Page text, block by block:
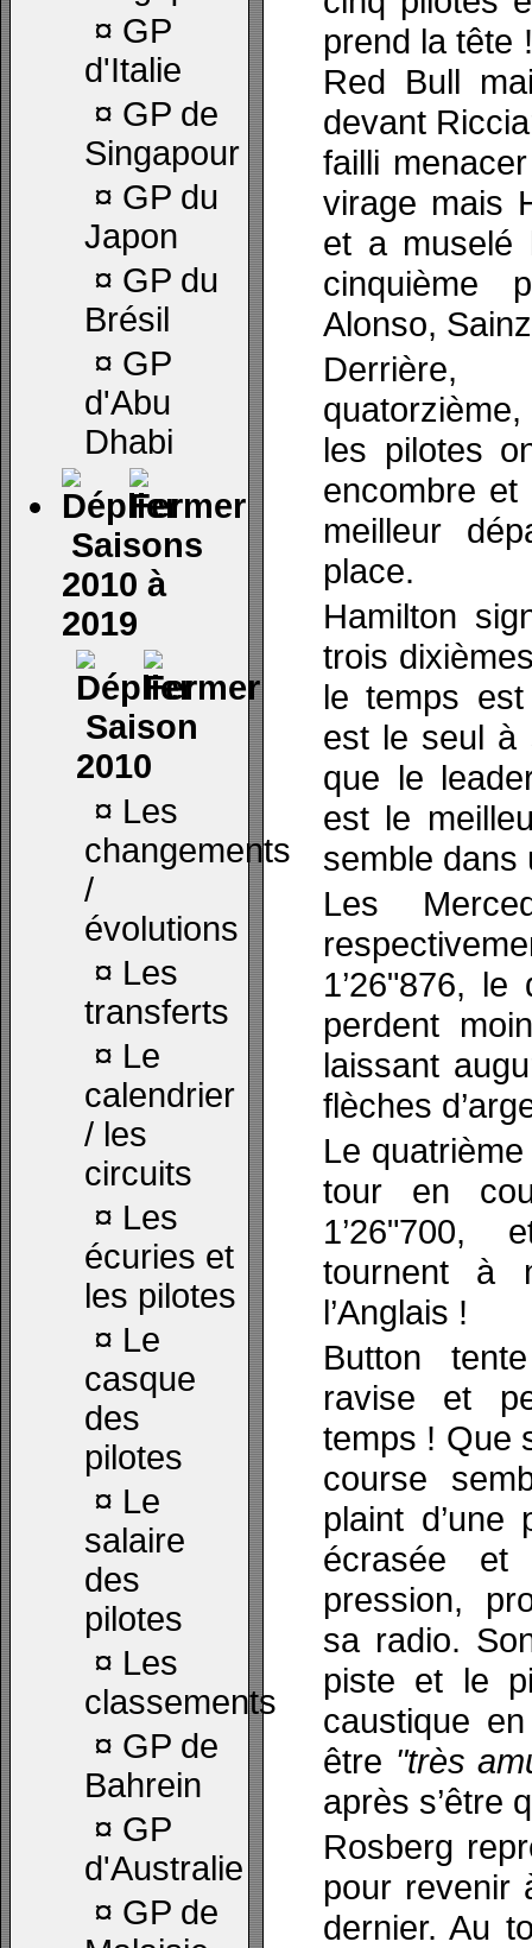
¤ GP
d'Italie
¤ GP de
Singapour
¤ GP du
Japon
¤ GP du
Brésil
¤ GP
d'Abu
Dhabi
Saisons
2010 à
2019
Saison
2010
¤ Les
changements
/
évolutions
¤ Les
transferts
¤ Le
calendrier
/ les
circuits
¤ Les
écuries et
les pilotes
¤ Le
casque
des
pilotes
¤ Le
salaire
des
pilotes
¤ Les
classements
¤ GP de
Bahrein
¤ GP
d'Australie
¤ GP de
prend la tête
Red Bull
devant
failli
virage mais
et a muselé
cinquième
Alonso,
Derrière,
les pilotes
encombre
meilleur
place.
Hamilton
trois
le temps
est le seul à
que le
est le
semble dans
Les
1’26"876,
perdent
laissant
flèches
Le
tour en
1’26"700,
tournent à
l’Anglais !
Button
ravise et
temps ! Que
course
plaint
écrasée
pression,
sa radio.
piste et le
caustique
être "très
après s’être
Rosberg
pour revenir
dernier. Au